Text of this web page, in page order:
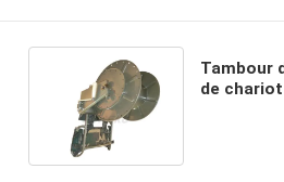
Tambour
de